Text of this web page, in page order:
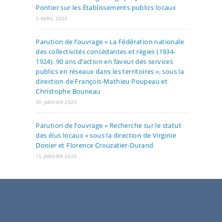
Pontier sur les Établissements publics locaux
3 AVRIL 2025
Parution de l’ouvrage « La Fédération nationale
des collectivités concédantes et régies (1934-
1924). 90 ans d’action en faveur des services
publics en réseaux dans les territoires », sous la
direction de François-Mathieu Poupeau et
Christophe Bouneau
30 JANVIER 2025
Parution de l’ouvrage « Recherche sur le statut
des élus locaux » sous la direction de Virginie
Donier et Florence Crouzatier-Durand
15 JANVIER 2025